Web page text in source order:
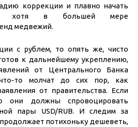
коррекции и плавно начать
хотя в большей мере
медвежий.
с рублем, то опять же, чисто
к дальнейшему укреплению,
от Центрального Банка
то молчат до сих пор, как
от правительства. Если
они должны спровоцировать
пары USD/RUB. И следим за
потихоньку дешеветь,